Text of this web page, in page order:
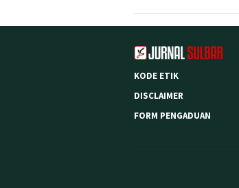
KODE ETIK
DISCLAIMER
FORM PENGADUAN